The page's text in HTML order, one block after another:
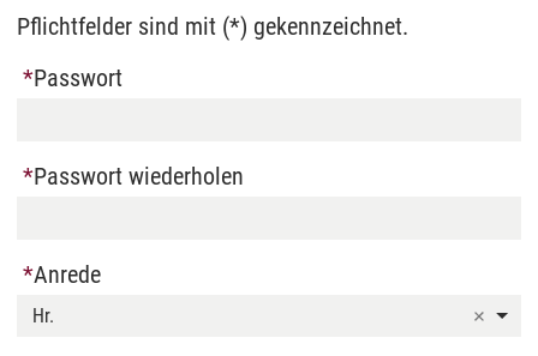
Pflichtfelder sind mit (*) gekennzeichnet.
Passwort
Passwort wiederholen
Anrede
Hr.